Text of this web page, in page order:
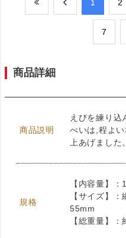
​1 ​2
​7
商品詳細
商品説明
えびを練り込
べいは,程よ
上あげました。
規格
【内容量】
【サイズ】
55mm
【総重量】：